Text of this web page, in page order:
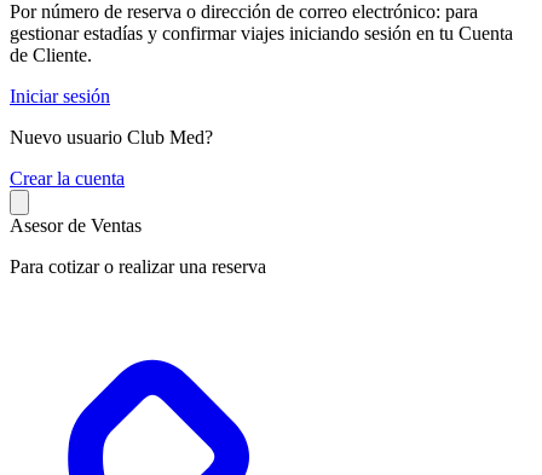
Por número de reserva o dirección de correo electrónico: para
gestionar estadías y confirmar viajes iniciando sesión en tu Cuenta
de Cliente.
Iniciar sesión
Nuevo usuario Club Med?
Crear la cuenta
Asesor de Ventas
Para cotizar o realizar una reserva